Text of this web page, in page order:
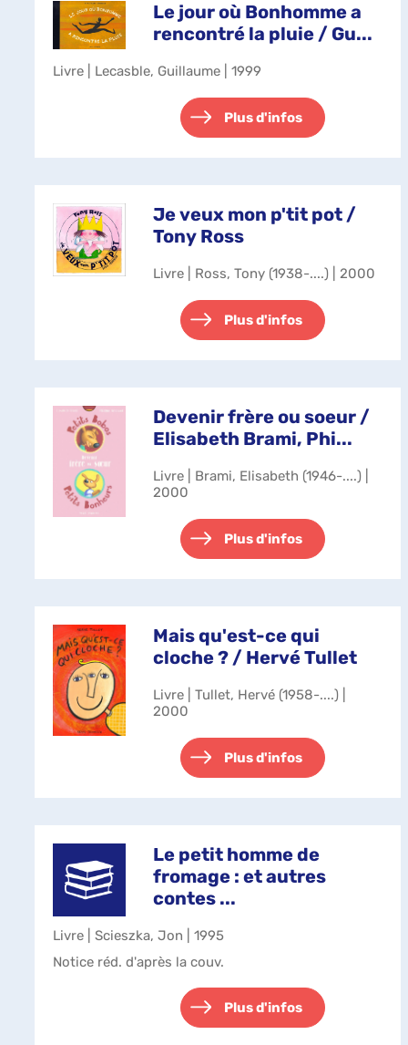
Le jour où Bonhomme a
rencontré la pluie / Gu...
Livre | Lecasble, Guillaume | 1999
Plus d'infos
Je veux mon p'tit pot /
Tony Ross
Livre | Ross, Tony (1938-....) | 2000
Plus d'infos
Devenir frère ou soeur /
Elisabeth Brami, Phi...
Livre | Brami, Elisabeth (1946-....) |
2000
Plus d'infos
Mais qu'est-ce qui
cloche ? / Hervé Tullet
Livre | Tullet, Hervé (1958-....) |
2000
Plus d'infos
Le petit homme de
fromage : et autres
contes ...
Livre | Scieszka, Jon | 1995
Notice réd. d'après la couv.
Plus d'infos